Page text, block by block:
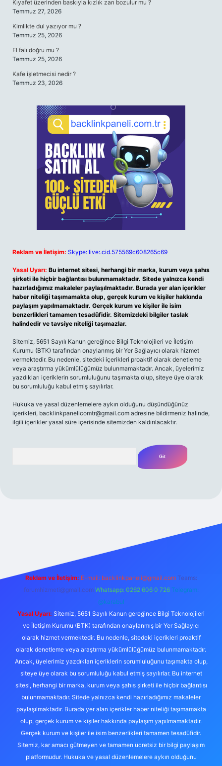
Kıyafet üzerinden baskıyla kızlık zarı bozulur mu ?
Temmuz 27, 2026
Kimlikte dul yazıyor mu ?
Temmuz 25, 2026
El falı doğru mu ?
Temmuz 25, 2026
Kafe işletmecisi nedir ?
Temmuz 23, 2026
Reklam ve İletişim: Skype: live:.cid.575569c608265c69
Yasal Uyarı: Bu internet sitesi, herhangi bir marka, kurum veya şahıs
şirketi ile hiçbir bağlantısı bulunmamaktadır. Sitede yalnızca kendi
hazırladığımız makaleler paylaşılmaktadır. Burada yer alan içerikler
haber niteliği taşımamakta olup, gerçek kurum ve kişiler hakkında
paylaşım yapılmamaktadır. Gerçek kurum ve kişiler ile isim
benzerlikleri tamamen tesadüfidir. Sitemizdeki bilgiler taslak
halindedir ve tavsiye niteliği taşımazlar.
Sitemiz, 5651 Sayılı Kanun gereğince Bilgi Teknolojileri ve İletişim
Kurumu (BTK) tarafından onaylanmış bir Yer Sağlayıcı olarak hizmet
vermektedir. Bu nedenle, sitedeki içerikleri proaktif olarak denetleme
veya araştırma yükümlülüğümüz bulunmamaktadır. Ancak, üyelerimiz
yazdıkları içeriklerin sorumluluğunu taşımakta olup, siteye üye olarak
bu sorumluluğu kabul etmiş sayılırlar.
Hukuka ve yasal düzenlemelere aykırı olduğunu düşündüğünüz
içerikleri, backlinkpanelicomtr@gmail.com adresine bildirmeniz halinde,
ilgili içerikler yasal süre içerisinde sitemizden kaldırılacaktır.
Reklam ve İletişim: E-mail: backlinkpaneli@gmail.com Teams:
forumhizmeti@gmail.com Whatsapp: 0262 606 0 726 Telegram:
@karabul
Yasal Uyarı: Sitemiz, 5651 Sayılı Kanun gereğince Bilgi Teknolojileri
ve İletişim Kurumu (BTK) tarafından onaylanmış bir Yer Sağlayıcı
olarak hizmet vermektedir. Bu nedenle, sitedeki içerikleri proaktif
olarak denetleme veya araştırma yükümlülüğümüz bulunmamaktadır.
Ancak, üyelerimiz yazdıkları içeriklerin sorumluluğunu taşımakta olup,
siteye üye olarak bu sorumluluğu kabul etmiş sayılırlar. Bu internet
sitesi, herhangi bir marka, kurum veya şahıs şirketi ile hiçbir bağlantısı
bulunmamaktadır. Sitede yalnızca kendi hazırladığımız makaleler
paylaşılmaktadır. Burada yer alan içerikler haber niteliği taşımamakta
olup, gerçek kurum ve kişiler hakkında paylaşım yapılmamaktadır.
Gerçek kurum ve kişiler ile isim benzerlikleri tamamen tesadüfidir.
Sitemiz, kar amacı gütmeyen ve tamamen ücretsiz bir bilgi paylaşım
platformudur. Hukuka ve yasal düzenlemelere aykırı olduğunu